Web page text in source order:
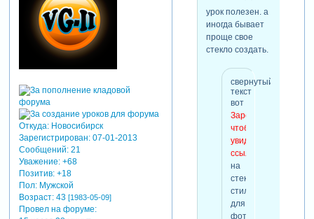
Откуда:Новосибирск
Зарегистрирован: 07-01-2013
Сообщений:21
Уважение: +68
Позитив: +18
Пол:Мужской
Возраст:43 [1983-05-09]
Провел на форуме:
урок полезен. а
иногда бывает
проще свое
стекло создать.
свернутый
текст
вот
Зарегистрируйтесь,
чтобы
увидеть
ссылки
на
стеклянные
стили
для
фотошопа.